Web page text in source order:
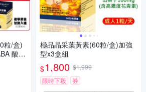
粒/盒)
酸棗
極品晶采葉黃素(60粒/盒)加強
型x3盒組
$1,800 $1,999
限時下殺
券